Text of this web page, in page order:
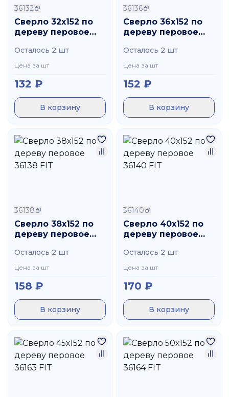
36132
Сверло 32х152 по
дереву перовое
Осталось 2 шт
Цена за шт
132 ₽
В корзину
36136
Сверло 36х152 по
дереву перовое
Осталось 2 шт
Цена за шт
152 ₽
В корзину
36138
Сверло 38х152 по
дереву перовое
Осталось 2 шт
Цена за шт
158 ₽
В корзину
36140
Сверло 40х152 по
дереву перовое
Осталось 2 шт
Цена за шт
170 ₽
В корзину